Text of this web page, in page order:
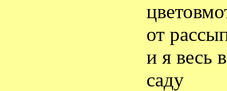
от
и я весь
саду